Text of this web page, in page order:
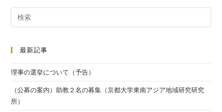
最新記事
理事の選挙について（予告）
（公募の案内）助教２名の募集（京都大学東南アジア地域研究研究
所）